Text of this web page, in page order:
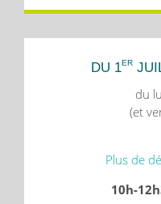
DU 1ER
du
(et
Plus de
10h-